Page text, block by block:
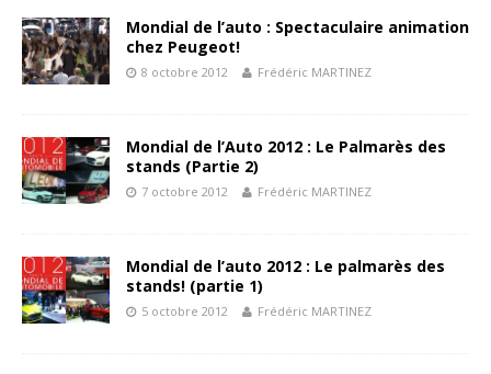
Mondial de l’auto : Spectaculaire animation
chez Peugeot!
8 octobre 2012 Frédéric MARTINEZ
Mondial de l’Auto 2012 : Le Palmarès des
stands (Partie 2)
7 octobre 2012 Frédéric MARTINEZ
Mondial de l’auto 2012 : Le palmarès des
stands! (partie 1)
5 octobre 2012 Frédéric MARTINEZ